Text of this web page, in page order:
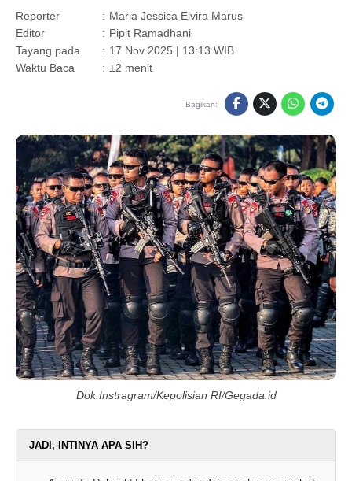
Reporter : Maria Jessica Elvira Marus
Editor
: Pipit Ramadhani
Tayang pada
: 17 Nov 2025 | 13:13 WIB
Waktu Baca
: ±2 menit
Bagikan:
Dok.Instragram/Kepolisian RI/Gegada.id
JADI, INTINYA APA SIH?